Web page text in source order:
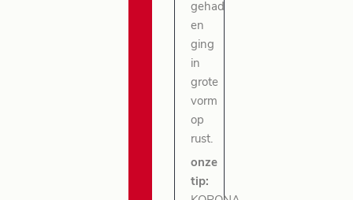
gehad
en
ging
in
grote
vorm
op
rust.
onze
tip: